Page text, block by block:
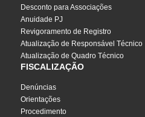
Desconto para Associações
Anuidade PJ
Revigoramento de Registro
Atualização de Responsável Técnico
Atualização de Quadro Técnico
FISCALIZAÇÃO
Denúncias
Orientações
Procedimento